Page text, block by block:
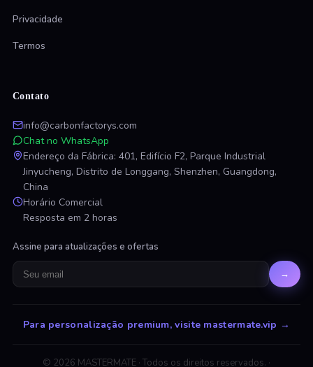
Privacidade
Termos
Contato
info@carbonfactorys.com
Chat no WhatsApp
Endereço da Fábrica: 401, Edifício F2, Parque Industrial
Jinyucheng, Distrito de Longgang, Shenzhen, Guangdong,
China
Horário Comercial
Resposta em 2 horas
Assine para atualizações e ofertas
→
Para personalização premium, visite mastermate.vip →
© 2026 MASTERMATE · Todos os direitos reservados. ·